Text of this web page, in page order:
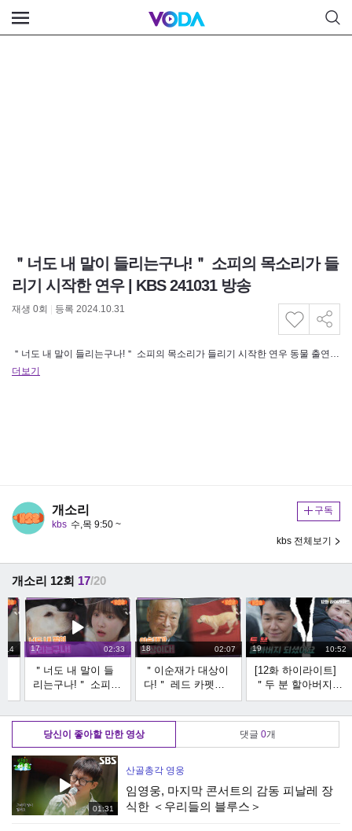
＂너도 내 말이 들리는구나!＂ 소피의 목소리가 들
리기 시작한 연우 | KBS 241031 방송
재생 0회 등록 2024.10.31
＂너도 내 말이 들리는구나!＂ 소피의 목소리가 들리기 시작한 연우 동물 출연 장면은 연출된 상황이며, 전문가와 함께 동물 복…
더보기
개소리
kbs 수,목 9:50 ~
구독
kbs 전체보기
개소리 12회 17/20
17 02:33
＂너도 내 말이 들
리는구나!＂ 소피의
목소리가 들리기 시
작한 연우 | KBS
241031 방송
18 02:07
＂이순재가 대상이
다!＂ 레드 카펫에
올라가 이순재를 외
치는 소피! | KBS
19 10:52
[12화 하이라이트]
＂두 분 할아버지
되셨어요＂ 박성웅
과 이수경의 해피엔
방송
당신이 좋아할 만한 영상 댓글 0개
01:31
산골총각 영웅
임영웅, 마지막 콘서트의 감동 피날레 장
식한 ＜우리들의 블루스＞